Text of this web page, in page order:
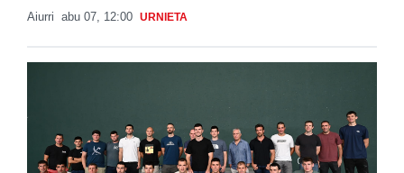
Aiurri abu 07, 12:00 URNIETA